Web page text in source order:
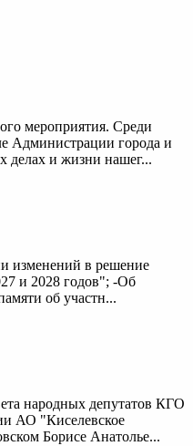
мероприятия. Среди
Администрации города и
делах и жизни нашег...
изменений в решение
и 2028 годов"; -Об
об участн...
народных депутатов КГО
АО "Киселевское
Борисе Анатолье...